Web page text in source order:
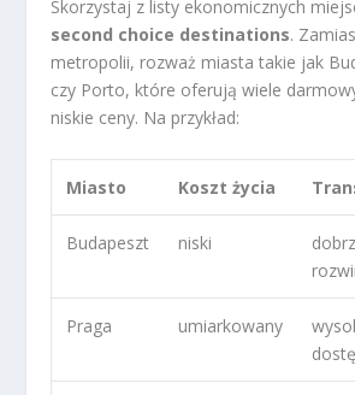
Skorzystaj z listy ekonomicznych
second choice destinations.
metropolii, rozważ miasta takie jak
czy Porto, które oferują wiele
niskie ceny. Na przykład:
Miasto Koszt życia
Budapeszt niski
Praga umiarkowany